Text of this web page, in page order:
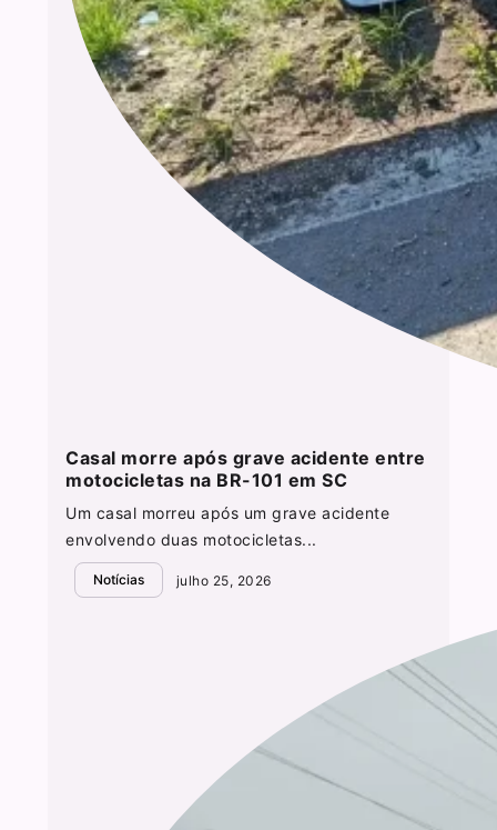
Casal morre após grave acidente entre
motocicletas na BR-101 em SC
Um casal morreu após um grave acidente
envolvendo duas motocicletas...
Notícias julho 25, 2026